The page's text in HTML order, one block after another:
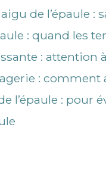
de l’épaule :
: quand les
: attention
:
l’épaule : pour